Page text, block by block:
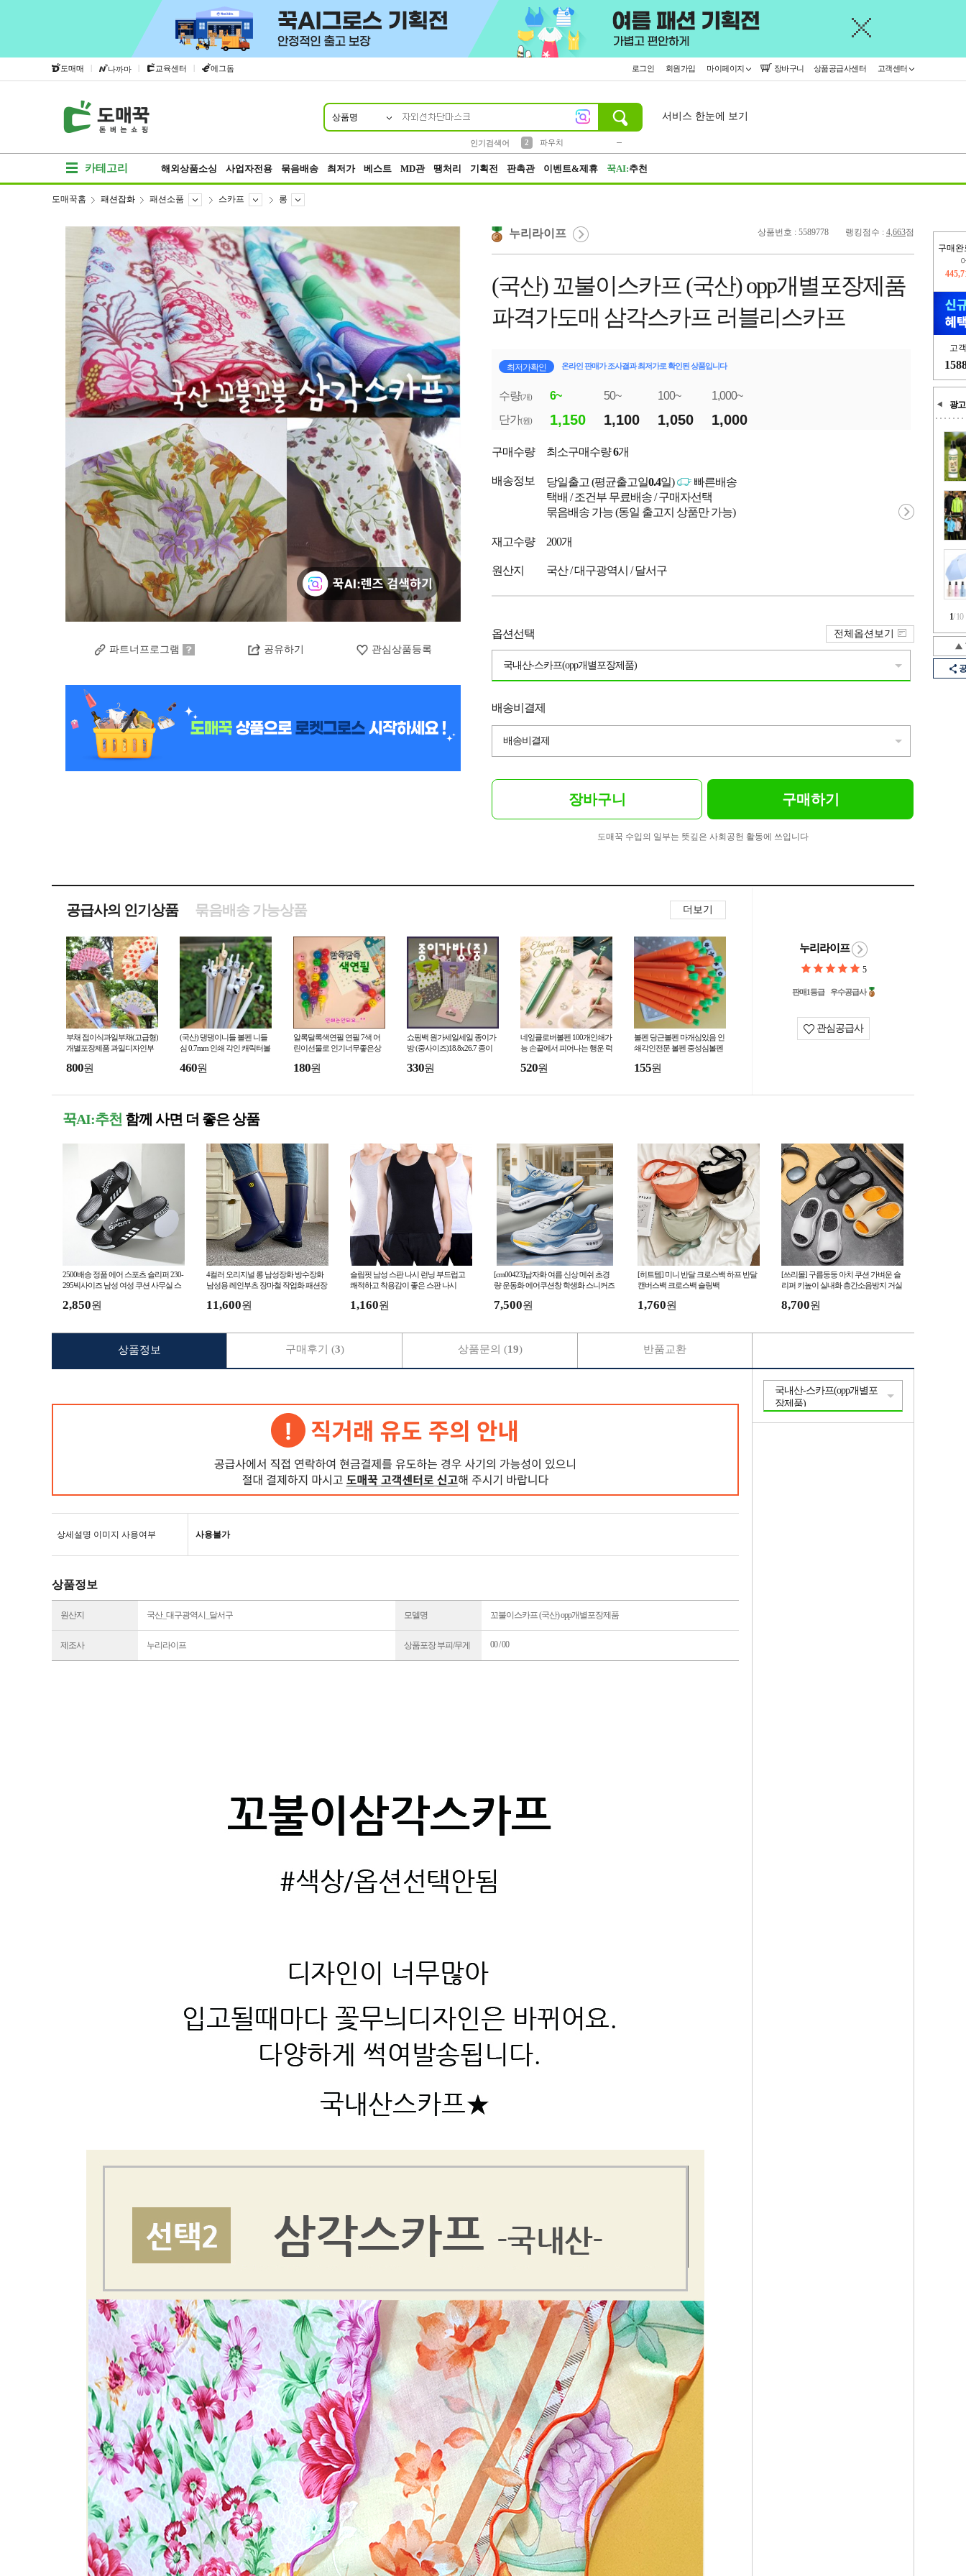
도매매 | 나까마 | 교육센터 | 에그돔 로그인 회원가입 마이페이지 장바구니 상품공급사센터 고객센터
상품명
인기검색어
2
파우치
서비스 한눈에 보기
카테고리 해외상품소싱 사업자전용 묶음배송 최저가 베스트 MD관 땡처리 기획전 판촉관 이벤트&제휴 꾹AI:추천
구매완
오
고
광고
1/10
도매꾹홈 패션잡화 패션소품 스카프 롱
파트너프로그램 공유하기 관심상품등록
상품번호 : 5589778 랭킹점수 : 4,663점
누리라이프
(국산) 꼬불이스카프 (국산) opp개별포장제품
파격가도매 삼각스카프 러블리스카프
최저가확인 온라인 판매가 조사결과 최저가로 확인된 상품입니다
수량(개) 6~ 50~ 100~
1,000~
단가(원) 1,150 1,100 1,050 1,000
구매수량 최소구매수량6개
배송정보 당일출고 (평균출고일0.4일)
빠른배송
택배 / 조건부 무료배송 / 구매자선택
묶음배송 가능 (동일 출고지 상품만 가능)
재고수량 200개
원산지 국산 / 대구광역시 / 달서구
옵션선택
국내산-스카프(opp개별포장제품)
전체옵션보기
배송비결제
배송비결제
장바구니 구매하기
도매꾹 수입의 일부는 뜻깊은 사회공헌 활동에 쓰입니다
공급사의 인기상품 더보기
묶음배송 가능상품
부채 접이식과일부채(고급형)
개별포장제품 과일디자인부
부채
800원
(국산) 댕댕이니들 볼펜 니들
심 0.7mm 인쇄 각인 캐릭터볼
460원
알록달록색연필 연필 7색 어
린이선물로 인기너무좋은상
180원
쇼핑백 원가세일세일 종이가
방 (중사이즈)18.8x26.7 종이
라이프
330원
네잎클로버볼펜 100개인쇄가
능 손끝에서 피어나는 행운 럭
520원
볼펜 당근볼펜 마개심있음 인
쇄각인전문 볼펜 중성심볼펜
155원
누리라이프
5
판매1등급 우수공급사
관심공급사
꾹AI:추천 함께 사면 더 좋은 상품
2500배송 정품 에어 스포츠 슬리퍼 230-
295빅사이즈 남성 여성 쿠션 사무실 스
2,850원
4컬러 오리지널 롱 남성장화 방수장화
남성용 레인부츠 장마철 작업화 패션장
11,600원
슬림핏 남성 스판 나시 런닝 부드럽고
쾌적하고 착용감이 좋은 스판 나시
1,160원
[cm00423]남자화 여름 신상 메쉬 초경
량 운동화 에어쿠션창 학생화 스니커즈
7,500원
[히트템] 미니 반달 크로스백 하프 반달
캔버스백 크로스백 슬링백
1,760원
[쓰리몰] 구름둥둥 아치 쿠션 가벼운 슬
리퍼 키높이 실내화 층간소음방지 거실
8,700원
상세설명 이미지 사용여부 사용불가
상품정보
원산지 국산_대구광역시_달서구 모델명 꼬불이스카프 (국산) opp개별포장제품
제조사 누리라이프 상품포장 부피/무게 00 / 00
상품정보 구매후기 (3) 상품문의 (19) 반품교환
국내산-스카프(opp개별포
장제품)